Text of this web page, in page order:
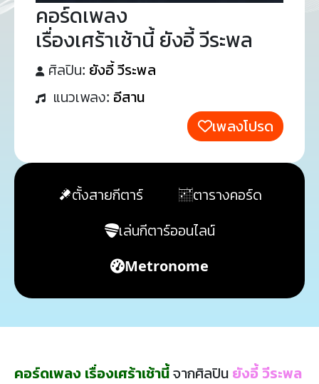
คอร์ดเพลง
เรื่องเศร้าเช้านี้ ยังอี้ วีระพล
ศิลปิน: ยังอี้ วีระพล
แนวเพลง: อีสาน
เพลงโปรด
ตั้งสายกีตาร์
ตารางคอร์ด
เล่นกีตาร์ออนไลน์
Metronome
คอร์ดเพลง เรื่องเศร้าเช้านี้จากศิลปิน ยังอี้ วีระพล